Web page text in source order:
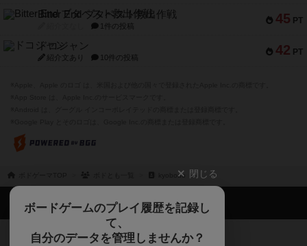
45 PT
Bitter End ブタペスト救出作戦
1件の投稿
42 PT
ドコジャン
紹介文あり 10件の投稿
kyobodo 閉じる
ボードゲームのプレイ履歴を記録し
て、
自分のデータを管理しませんか？
ボドゲーマTOP
ボードゲームを検索する